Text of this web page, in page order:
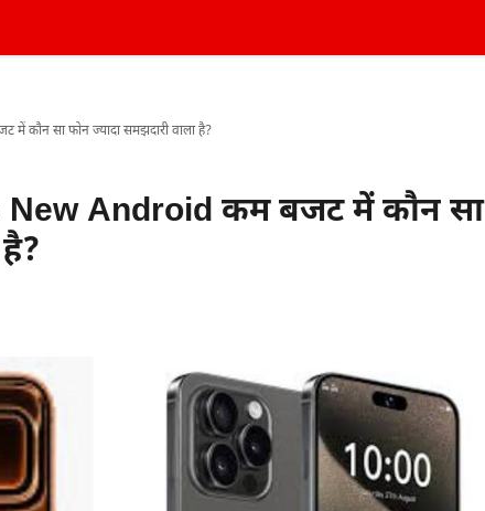
कौन सा फोन ज्यादा समझदारी वाला है?
Android कम बजट में कौन सा